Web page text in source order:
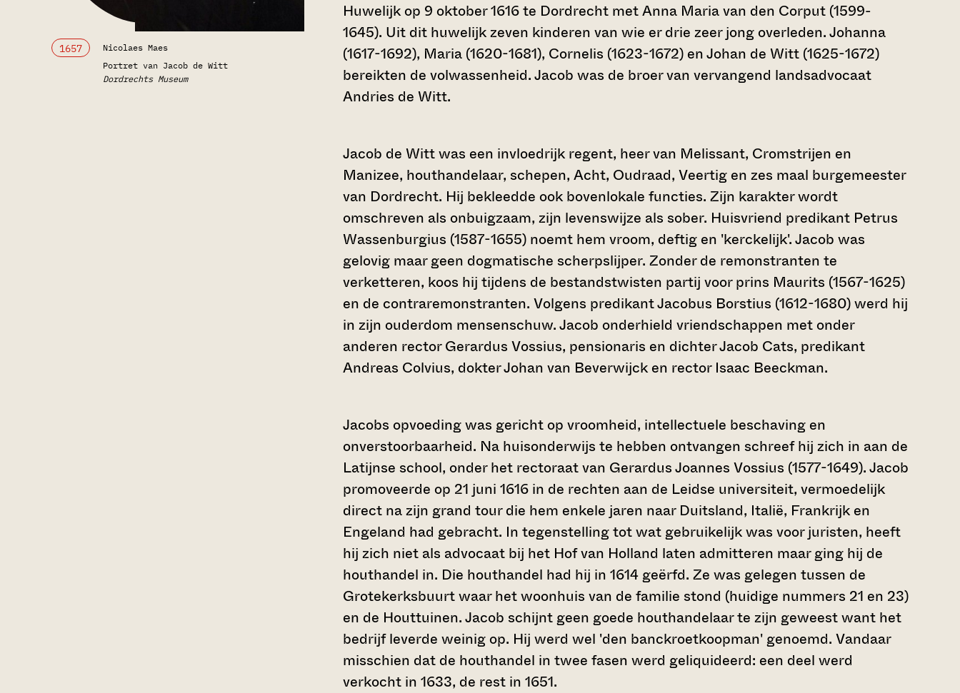
Nicolaes Maes
Portret van Jacob de Witt
Dordrechts Museum
1657
Huwelijk op 9 oktober 1616 te Dordrecht met Anna Maria van den Corput (1599-
1645). Uit dit huwelijk zeven kinderen van wie er drie zeer jong overleden. Johanna
(1617-1692), Maria (1620-1681), Cornelis (1623-1672) en Johan de Witt (1625-1672)
bereikten de volwassenheid. Jacob was de broer van vervangend landsadvocaat
Andries de Witt.
Jacob de Witt was een invloedrijk regent, heer van Melissant, Cromstrijen en
Manizee, houthandelaar, schepen, Acht, Oudraad, Veertig en zes maal burgemeester
van Dordrecht. Hij bekleedde ook bovenlokale functies. Zijn karakter wordt
omschreven als onbuigzaam, zijn levenswijze als sober. Huisvriend predikant Petrus
Wassenburgius (1587-1655) noemt hem vroom, deftig en 'kerckelijk'. Jacob was
gelovig maar geen dogmatische scherpslijper. Zonder de remonstranten te
verketteren, koos hij tijdens de bestandstwisten partij voor prins Maurits (1567-1625)
en de contraremonstranten. Volgens predikant Jacobus Borstius (1612-1680) werd hij
in zijn ouderdom mensenschuw. Jacob onderhield vriendschappen met onder
anderen rector Gerardus Vossius, pensionaris en dichter Jacob Cats, predikant
Andreas Colvius, dokter Johan van Beverwijck en rector Isaac Beeckman.
Jacobs opvoeding was gericht op vroomheid, intellectuele beschaving en
onverstoorbaarheid. Na huisonderwijs te hebben ontvangen schreef hij zich in aan de
Latijnse school, onder het rectoraat van Gerardus Joannes Vossius (1577-1649). Jacob
promoveerde op 21 juni 1616 in de rechten aan de Leidse universiteit, vermoedelijk
direct na zijn grand tour die hem enkele jaren naar Duitsland, Italië, Frankrijk en
Engeland had gebracht. In tegenstelling tot wat gebruikelijk was voor juristen, heeft
hij zich niet als advocaat bij het Hof van Holland laten admitteren maar ging hij de
houthandel in. Die houthandel had hij in 1614 geërfd. Ze was gelegen tussen de
Grotekerksbuurt waar het woonhuis van de familie stond (huidige nummers 21 en 23)
en de Houttuinen. Jacob schijnt geen goede houthandelaar te zijn geweest want het
bedrijf leverde weinig op. Hij werd wel 'den banckroetkoopman' genoemd. Vandaar
misschien dat de houthandel in twee fasen werd geliquideerd: een deel werd
verkocht in 1633, de rest in 1651.